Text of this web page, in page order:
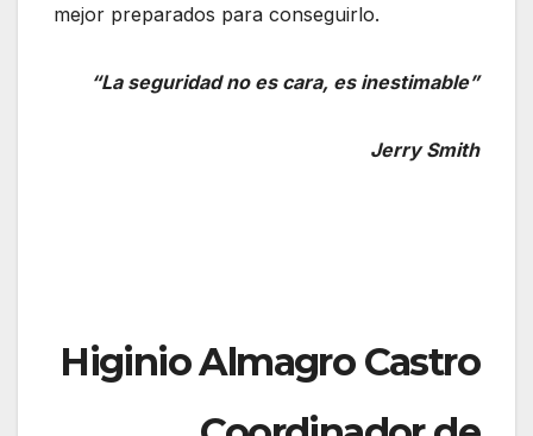
mejor preparados para conseguirlo.
“La seguridad no es cara, es inestimable”
Jerry Smith
Higinio Almagro Castro